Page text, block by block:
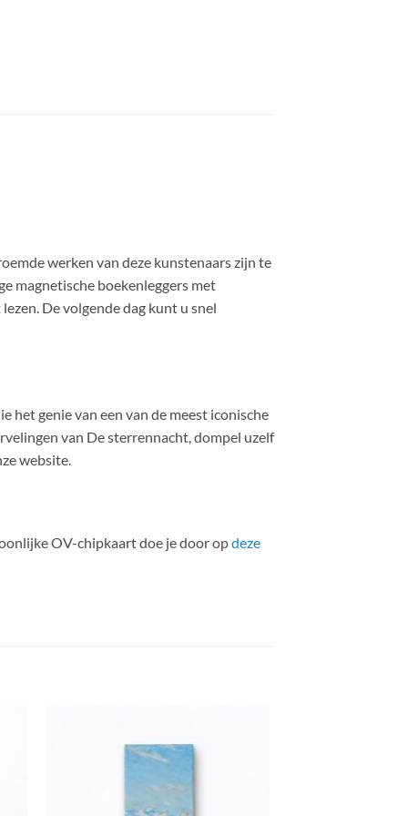
werken van deze kunstenaars zijn te
magnetische boekenleggers met
De volgende dag kunt u snel
het genie van een van de meest iconische
van De sterrennacht, dompel uzelf
website.
OV-chipkaart doe je door opdeze